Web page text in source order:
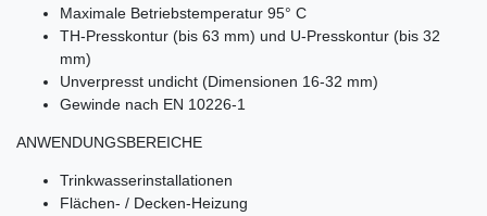
Maximale Betriebstemperatur 95° C
TH-Presskontur (bis 63 mm) und U-Presskontur (bis 32
mm)
Unverpresst undicht (Dimensionen 16-32 mm)
Gewinde nach EN 10226-1
ANWENDUNGSBEREICHE
Trinkwasserinstallationen
Flächen- / Decken-Heizung